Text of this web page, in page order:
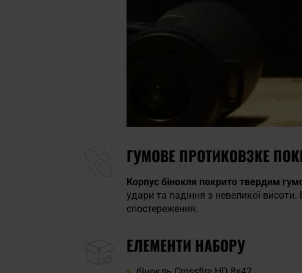
ГУМОВЕ ПРОТИКОВЗКЕ
Корпус бінокля покрито твердим
удари та падіння з невеликої
спостереження.
ЕЛЕМЕНТИ НАБОРУ